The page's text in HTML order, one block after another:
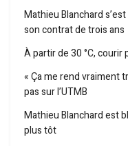
Mathieu Blanchard
son contrat de trois ans
À partir de 30 °C,
« Ça me rend vraiment
pas sur l’UTMB
Mathieu Blanchard est
plus tôt